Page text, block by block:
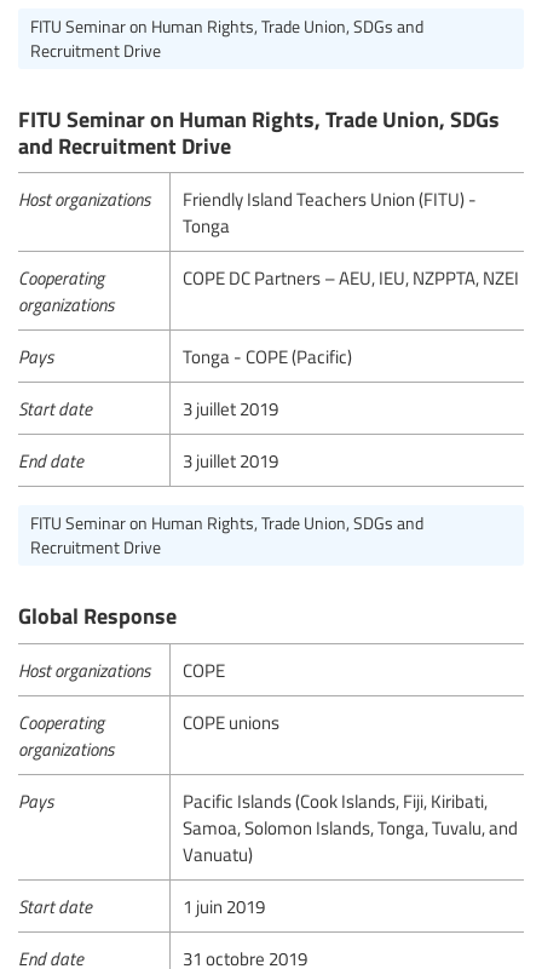
FITU Seminar on Human Rights, Trade Union, SDGs and
Recruitment Drive
FITU Seminar on Human Rights, Trade Union, SDGs
and Recruitment Drive
Host organizations
Friendly Island Teachers Union (FITU) -
Tonga
Cooperating
organizations
COPE DC Partners – AEU, IEU, NZPPTA, NZEI
Pays Tonga - COPE (Pacific)
Start date 3 juillet 2019
End date 3 juillet 2019
FITU Seminar on Human Rights, Trade Union, SDGs and
Recruitment Drive
Global Response
Host organizations COPE
Cooperating
organizations
COPE unions
Pays
Pacific Islands (Cook Islands, Fiji, Kiribati,
Samoa, Solomon Islands, Tonga, Tuvalu, and
Vanuatu)
Start date 1 juin 2019
End date 31 octobre 2019